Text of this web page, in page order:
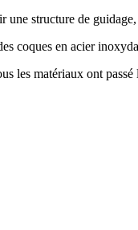
structure de
coques en acier
les matériaux ont